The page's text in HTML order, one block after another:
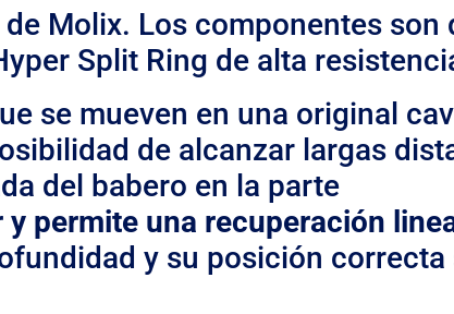
Molix. Los componentes son
Split Ring de alta
se mueven en una original
de alcanzar largas
del babero en la parte
permite una recuperación
y su posición correcta